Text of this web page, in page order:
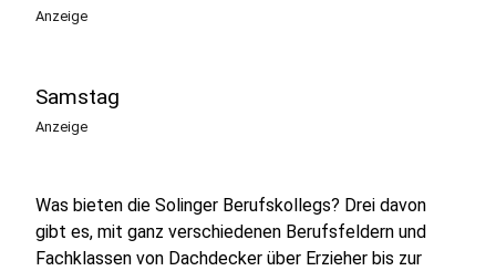
Anzeige
Samstag
Anzeige
Was bieten die Solinger Berufskollegs? Drei davon
gibt es, mit ganz verschiedenen Berufsfeldern und
Fachklassen von Dachdecker über Erzieher bis zur